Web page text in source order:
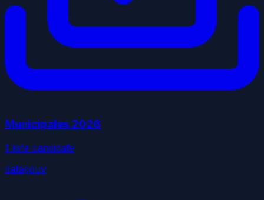
Municipales 2026
1 liste candidate
datagouv